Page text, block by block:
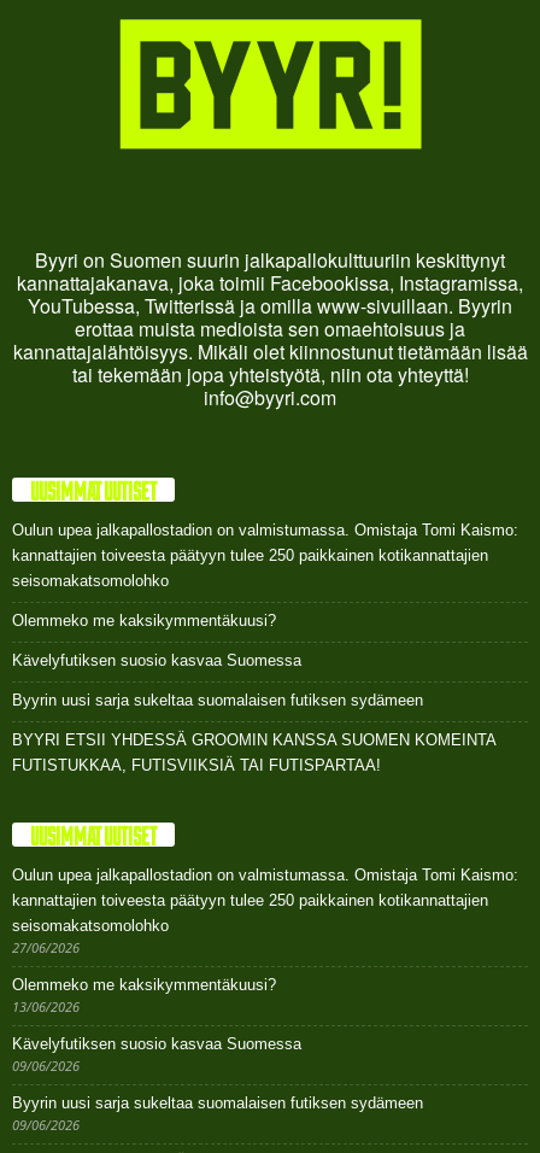
Byyri on Suomen suurin jalkapallokulttuuriin keskittynyt
kannattajakanava, joka toimii Facebookissa, Instagramissa,
YouTubessa, Twitterissä ja omilla www-sivuillaan. Byyrin
erottaa muista medioista sen omaehtoisuus ja
kannattajalähtöisyys. Mikäli olet kiinnostunut tietämään lisää
tai tekemään jopa yhteistyötä, niin ota yhteyttä!
info@byyri.com
UUSIMMAT UUTISET
Oulun upea jalkapallostadion on valmistumassa. Omistaja Tomi Kaismo:
kannattajien toiveesta päätyyn tulee 250 paikkainen kotikannattajien
seisomakatsomolohko
Olemmeko me kaksikymmentäkuusi?
Kävelyfutiksen suosio kasvaa Suomessa
Byyrin uusi sarja sukeltaa suomalaisen futiksen sydämeen
BYYRI ETSII YHDESSÄ GROOMIN KANSSA SUOMEN KOMEINTA
FUTISTUKKAA, FUTISVIIKSIÄ TAI FUTISPARTAA!
UUSIMMAT UUTISET
Oulun upea jalkapallostadion on valmistumassa. Omistaja Tomi Kaismo:
kannattajien toiveesta päätyyn tulee 250 paikkainen kotikannattajien
seisomakatsomolohko
27/06/2026
Olemmeko me kaksikymmentäkuusi?
13/06/2026
Kävelyfutiksen suosio kasvaa Suomessa
09/06/2026
Byyrin uusi sarja sukeltaa suomalaisen futiksen sydämeen
09/06/2026